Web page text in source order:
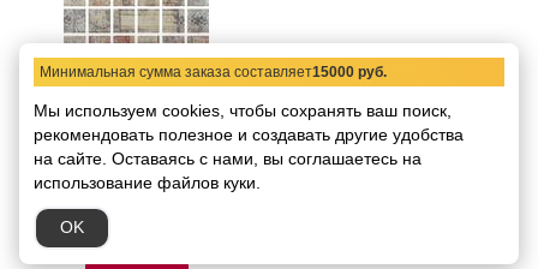
Вставка Brennero
Ceramiche Infinity
Shiraz Desert tozzetto
mix 14.9х14.9
7034
Размер:
769.50 руб.
Минимальная сумма заказа составляет15000 руб.
Мы используем cookies, чтобы сохранять ваш поиск,
рекомендовать полезное и создавать другие удобства
на сайте. Оставаясь с нами, вы соглашаетесь на
использование файлов куки.
OK